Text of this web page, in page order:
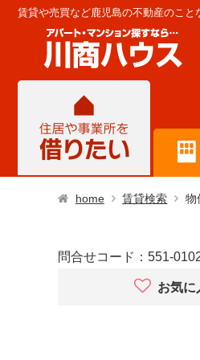
賃貸や売買など鹿児島の不動産のこと
home 賃貸検索 物
問合せコード： 551-
お気に